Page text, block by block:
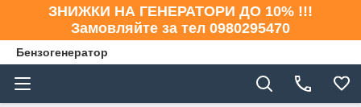
ЗНИЖКИ НА ГЕНЕРАТОРИ ДО 10% !!!
Замовляйте за тел 0980295470
Бензогенератор